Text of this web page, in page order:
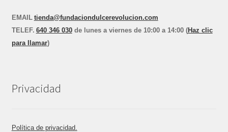
EMAIL tienda@fundaciondulcerevolucion.com
TELE F. 640 346 030de lunes a viernes de 10:00 a 14:00 (Haz clic
para llamar)
Privacidad
Política de privacidad.